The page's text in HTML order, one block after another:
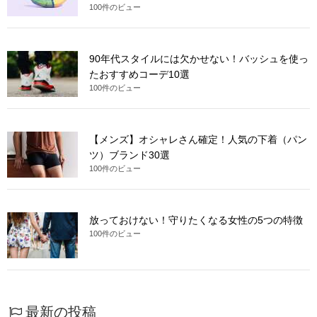
100件のビュー
90年代スタイルには欠かせない！バッシュを使っ
たおすすめコーデ10選
100件のビュー
【メンズ】オシャレさん確定！人気の下着（パン
ツ）ブランド30選
100件のビュー
放っておけない！守りたくなる女性の5つの特徴
100件のビュー
最新の投稿